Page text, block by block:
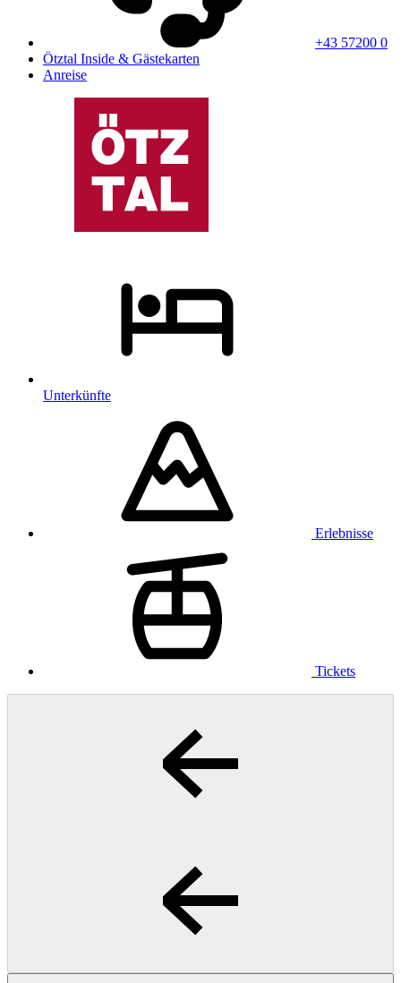
+43 57200 0
Ötztal Inside & Gästekarten
Anreise
Unterkünfte
Erlebnisse
Tickets